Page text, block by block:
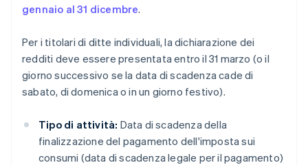
gennaio al 31 dicembre.
Per i titolari di ditte individuali, la dichiarazione dei
redditi deve essere presentata entro il 31 marzo (o il
giorno successivo se la data di scadenza cade di
sabato, di domenica o in un giorno festivo).
Tipo di attività: Data di scadenza della
finalizzazione del pagamento dell'imposta sui
consumi (data di scadenza legale per il pagamento)